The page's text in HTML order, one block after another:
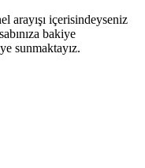
arayışı içerisindeyseniz
bakiye
sunmaktayız.